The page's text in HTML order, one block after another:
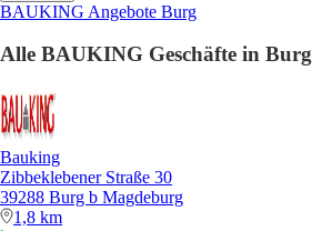
BAUKING Angebote Burg
Alle BAUKING Geschäfte in Burg
Bauking
Zibbeklebener Straße 30
39288 Burg b Magdeburg
1,8 km